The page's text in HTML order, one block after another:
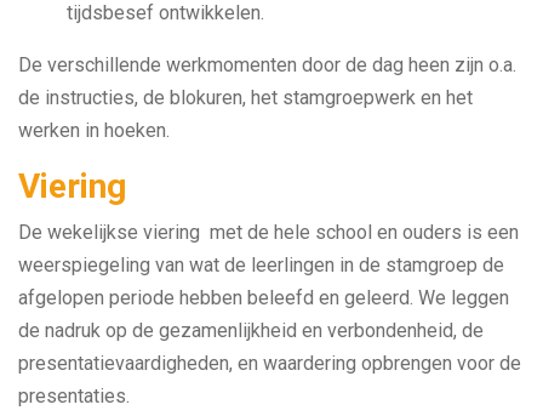
tijdsbesef ontwikkelen.
De verschillende werkmomenten door de dag heen zijn o.a.
de instructies, de blokuren, het stamgroepwerk en het
werken in hoeken.
Viering
De wekelijkse viering met de hele school en ouders is een
weerspiegeling van wat de leerlingen in de stamgroep de
afgelopen periode hebben beleefd en geleerd. We leggen
de nadruk op de gezamenlijkheid en verbondenheid, de
presentatievaardigheden, en waardering opbrengen voor de
presentaties.